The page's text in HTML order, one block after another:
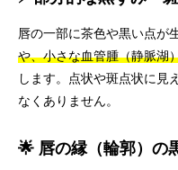
唇の一部に茶色や黒い点が
や、小さな血管腫（静脈湖
します。点状や斑点状に見
なくありません。
🌟 唇の縁（輪郭）の